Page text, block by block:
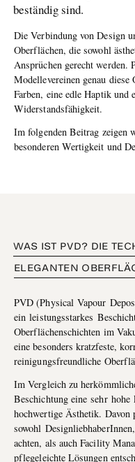
beständig sind.
Die Verbindung von Design
Oberflächen, die sowohl
Ansprüchen gerecht werden.
Modellevereinen genau
Farben, eine edle Haptik und
Widerstandsfähigkeit.
Im folgenden Beitrag zeigen
besonderen Wertigkeit und
WAS IST PVD? DIE
ELEGANTEN
PVD (Physical Vapour
ein leistungsstarkes
Oberflächenschichten im
eine besonders kratzfeste,
reinigungsfreundliche
Im Vergleich zu
Beschichtung eine sehr
hochwertige Ästhetik. Davon
sowohl
achten, als auch Facility
pflegeleichte Lösungen